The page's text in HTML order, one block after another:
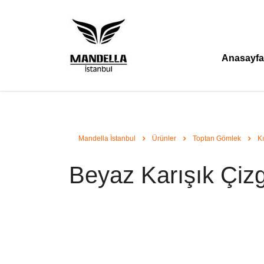
Anasayfa
Mandella İstanbul Ürünler Toptan Gömlek
Beyaz Karışık